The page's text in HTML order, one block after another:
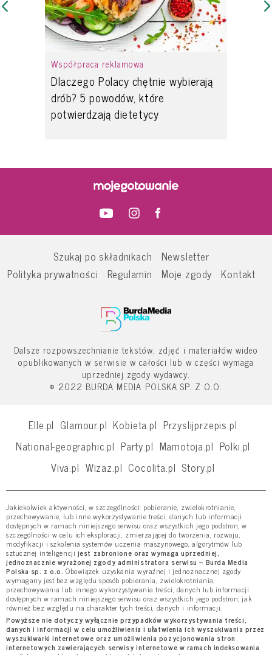
Współpraca reklamowa
Dlaczego Polacy chętnie wybierają
drób? 5 powodów, które
potwierdzają dietetycy
Szukaj po składnikach
Newsletter
Polityka prywatności
Regulamin Moje zgody Kontakt
Dalsze rozpowszechnianie tekstów, zdjęć i materiałów wideo
opublikowanych w serwisie w całości lub w części wymaga
uprzedniej zgody wydawcy.
© 2022 BURDA MEDIA POLSKA SP. Z O.O.
Elle.pl Glamour.pl Kobieta.pl Przyslijprzepis.pl
National-geographic.pl Party.pl Mamotoja.pl Polki.pl
Viva.pl Wizaz.pl Cocolita.pl Story.pl
Jakiekolwiek aktywności, w szczególności: pobieranie, zwielokrotnianie,
przechowywanie, lub inne wykorzystywanie treści, danych lub informacji
dostępnych w ramach niniejszego serwisu oraz wszystkich jego podstron, w
szczególności w celu ich eksploracji, zmierzającej do tworzenia, rozwoju,
modyfikacji i szkolenia systemów uczenia maszynowego, algorytmów lub
sztucznej inteligencji jest zabronione oraz wymaga uprzedniej,
jednoznacznie wyrażonej zgody administratora serwisu – Burda Media
Polska sp. z o.o. Obowiązek uzyskania wyraźnej i jednoznacznej zgody
wymagany jest bez względu sposób pobierania, zwielokrotniania,
przechowywania lub innego wykorzystywania treści, danych lub informacji
dostępnych w ramach niniejszego serwisu oraz wszystkich jego podstron, jak
również bez względu na charakter tych treści, danych i informacji.
Powyższe nie dotyczy wyłącznie przypadków wykorzystywania treści,
danych i informacji w celu umożliwienia i ułatwienia ich wyszukiwania przez
wyszukiwarki internetowe oraz umożliwienia pozycjonowania stron
internetowych zawierających serwisy internetowe w ramach indeksowania